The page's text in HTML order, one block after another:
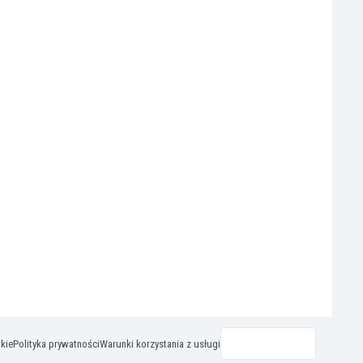
Polityka prywatnościWarunki korzystania z usługi